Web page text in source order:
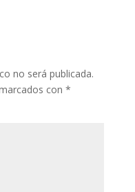
no será publicada.
con *